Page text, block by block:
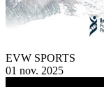
EVW SPORTS
01 nov. 2025